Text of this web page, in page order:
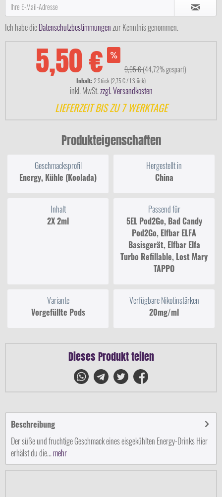
Ich habe dieDatenschutzbestimmungenzur Kenntnis genommen.
5,50 € 9,95 €(44,72% gespart)
Inhalt:2 Stück (2,75 € / 1 Stück)
inkl. MwSt.zzgl. Versandkosten
LIEFERZEIT BIS ZU 7 WERKTAGE
Produkteigenschaften
Geschmacksprofil
Energy, Kühle (Koolada)
Hergestellt in
China
Inhalt
2X 2ml
Passend für
5EL Pod2Go, Bad Candy
Pod2Go, Elfbar ELFA
Basisgerät, Elfbar Elfa
Turbo Refillable, Lost Mary
TAPPO
Variante
Vorgefüllte Pods
Verfügbare Nikotinstärken
20mg/ml
Dieses Produkt teilen
Beschreibung
Der süße und fruchtige Geschmack eines eisgekühlten Energy-Drinks Hier
erhälst du die...mehr